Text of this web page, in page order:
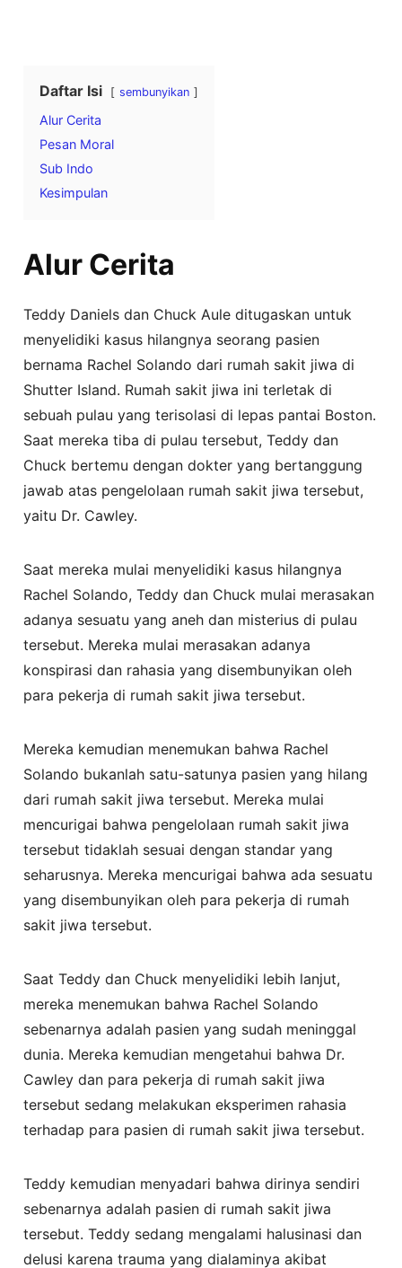
Daftar Isi sembunyikan
Alur Cerita
Pesan Moral
Sub Indo
Kesimpulan
Alur Cerita
Teddy Daniels dan Chuck Aule ditugaskan untuk
menyelidiki kasus hilangnya seorang pasien
bernama Rachel Solando dari rumah sakit jiwa di
Shutter Island. Rumah sakit jiwa ini terletak di
sebuah pulau yang terisolasi di lepas pantai Boston.
Saat mereka tiba di pulau tersebut, Teddy dan
Chuck bertemu dengan dokter yang bertanggung
jawab atas pengelolaan rumah sakit jiwa tersebut,
yaitu Dr. Cawley.
Saat mereka mulai menyelidiki kasus hilangnya
Rachel Solando, Teddy dan Chuck mulai merasakan
adanya sesuatu yang aneh dan misterius di pulau
tersebut. Mereka mulai merasakan adanya
konspirasi dan rahasia yang disembunyikan oleh
para pekerja di rumah sakit jiwa tersebut.
Mereka kemudian menemukan bahwa Rachel
Solando bukanlah satu-satunya pasien yang hilang
dari rumah sakit jiwa tersebut. Mereka mulai
mencurigai bahwa pengelolaan rumah sakit jiwa
tersebut tidaklah sesuai dengan standar yang
seharusnya. Mereka mencurigai bahwa ada sesuatu
yang disembunyikan oleh para pekerja di rumah
sakit jiwa tersebut.
Saat Teddy dan Chuck menyelidiki lebih lanjut,
mereka menemukan bahwa Rachel Solando
sebenarnya adalah pasien yang sudah meninggal
dunia. Mereka kemudian mengetahui bahwa Dr.
Cawley dan para pekerja di rumah sakit jiwa
tersebut sedang melakukan eksperimen rahasia
terhadap para pasien di rumah sakit jiwa tersebut.
Teddy kemudian menyadari bahwa dirinya sendiri
sebenarnya adalah pasien di rumah sakit jiwa
tersebut. Teddy sedang mengalami halusinasi dan
delusi karena trauma yang dialaminya akibat